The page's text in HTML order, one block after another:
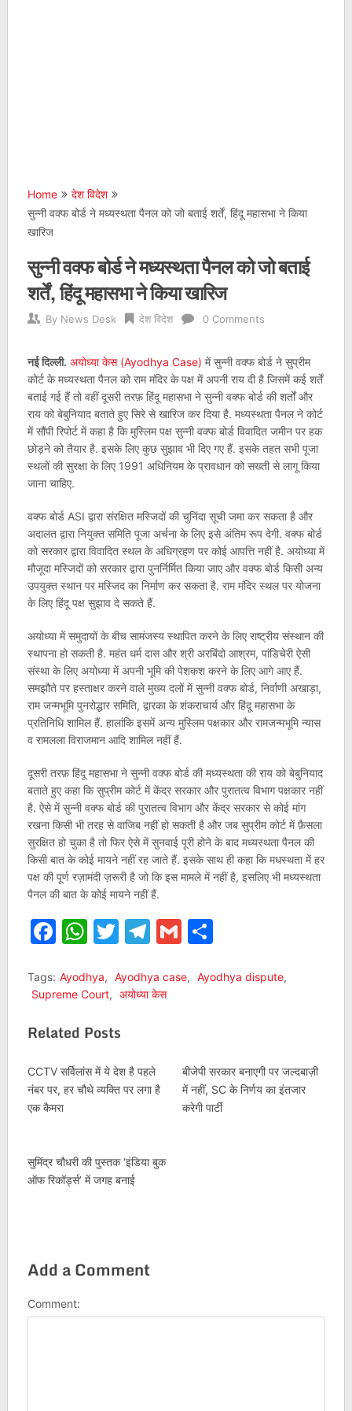
Home
देश विदेश
सुन्‍नी वक्‍फ बोर्ड ने मध्‍यस्‍थता पैनल को जो बताई शर्तें, हिंदू महासभा ने किया
खारिज
सुन्‍नी वक्‍फ बोर्ड ने मध्‍यस्‍थता पैनल को जो बताई
शर्तें, हिंदू महासभा ने किया खारिज
By News Desk देश विदेश 0 Comments
नई दिल्‍ली. अयोध्‍या केस (Ayodhya Case) में सुन्नी वक्फ बोर्ड ने सुप्रीम
कोर्ट के मध्यस्थता पैनल को राम मंदिर के पक्ष में अपनी राय दी है जिसमें कई शर्तें
बताई गई हैं तो वहीं दूसरी तरफ़ हिंदू महासभा ने सुन्नी वक्फ बोर्ड की शर्तों और
राय को बेबुनियाद बताते हुए सिरे से खारिज कर दिया है. मध्यस्थता पैनल ने कोर्ट
में सौंपी रिपोर्ट में कहा है कि मुस्लिम पक्ष सुन्नी वक्फ बोर्ड विवादित जमीन पर हक
छोड़ने को तैयार है. इसके लिए कुछ सुझाव भी दिए गए हैं. इसके तहत सभी पूजा
स्थलों की सुरक्षा के लिए 1991 अधिनियम के प्रावधान को सख्ती से लागू किया
जाना चाहिए.
वक्फ बोर्ड ASI द्वारा संरक्षित मस्जिदों की चुनिंदा सूची जमा कर सकता है और
अदालत द्वारा नियुक्त समिति पूजा अर्चना के लिए इसे अंतिम रूप देगी. वक्फ बोर्ड
को सरकार द्वारा विवादित स्थल के अधिग्रहण पर कोई आपत्ति नहीं है. अयोध्या में
मौजूदा मस्जिदों को सरकार द्वारा पुनर्निर्मित किया जाए और वक्फ बोर्ड किसी अन्य
उपयुक्त स्थान पर मस्जिद का निर्माण कर सकता है. राम मंदिर स्थल पर योजना
के लिए हिंदू पक्ष सुझाव दे सकते हैं.
अयोध्या में समुदायों के बीच सामंजस्य स्थापित करने के लिए राष्ट्रीय संस्थान की
स्थापना हो सकती है. महंत धर्म दास और श्री अरबिंदो आश्रम, पांडिचेरी ऐसी
संस्था के लिए अयोध्या में अपनी भूमि की पेशकश करने के लिए आगे आए हैं.
समझौते पर हस्ताक्षर करने वाले मुख्य दलों में सुन्नी वक्फ बोर्ड, निर्वाणी अखाड़ा,
राम जन्मभूमि पुनरोद्धार समिति, द्वारका के शंकराचार्य और हिंदू महासभा के
प्रतिनिधि शामिल हैं. हालांकि इसमें अन्य मुस्लिम पक्षकार और रामजन्मभूमि न्यास
व रामलला विराजमान आदि शामिल नहीं हैं.
दूसरी तरफ़ हिंदू महासभा ने सुन्नी वक्फ बोर्ड की मध्‍यस्‍थता की राय को बेबुनियाद
बताते हुए कहा कि सुप्रीम कोर्ट में केंद्र सरकार और पुरातत्व विभाग पक्षकार नहीं
है. ऐसे में सुन्नी वक्फ बोर्ड की पुरातत्व विभाग और केंद्र सरकार से कोई मांग
रखना किसी भी तरह से वाजिब नहीं हो सकती है और जब सुप्रीम कोर्ट में फ़ैसला
सुरक्षित हो चुका है तो फिर ऐसे में सुनवाई पूरी होने के बाद मध्‍यस्‍थता पैनल की
किसी बात के कोई मायने नहीं रह जाते हैं. इसके साथ ही कहा कि मधस्‍थता में हर
पक्ष की पूर्ण रज़ामंदी ज़रूरी है जो कि इस मामले में नहीं है, इसलिए भी मध्‍यस्‍थता
पैनल की बात के कोई मायने नहीं हैं.
Facebook
WhatsApp
Twitter
Telegram
GmailShare
Tags: Ayodhya, Ayodhya case, Ayodhya dispute,
Supreme Court, अयोध्‍या केस
Related Posts
CCTV सर्विलांस में ये देश है पहले
नंबर पर, हर चौथे व्यक्ति पर लगा है
एक कैमरा
बीजेपी सरकार बनाएगी पर जल्दबाज़ी
में नहीं, SC के निर्णय का इंतजार
करेगी पार्टी
सुमिंद्र चौधरी की पुस्तक ‘इंडिया बुक
ऑफ रिकॉर्ड्स’ में जगह बनाई
Add a Comment
Comment: